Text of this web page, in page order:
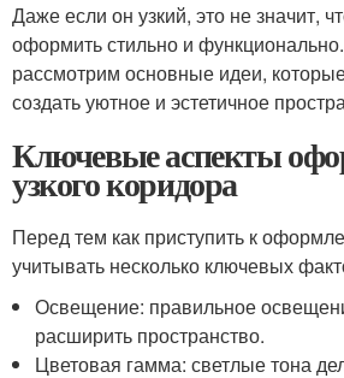
Даже если он узкий, это не значит,
оформить стильно и
рассмотрим основные идеи,
создать уютное и эстетичное
Ключевые аспекты
узкого коридора
Перед тем как приступить к
учитывать несколько ключевых
Освещение: правильное
расширить пространство.
Цветовая гамма: светлые тона